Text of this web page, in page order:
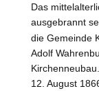
Das
ausgebrannt
die Gemeinde
Adolf
12. August